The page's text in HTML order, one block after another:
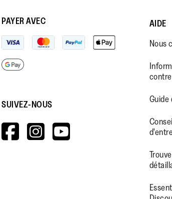
PAYER AVEC
SUIVEZ-NOUS
HTTPS://
V=WALL&VIEWAS=0
HTTPS://HTTPS://
AIDE
Nous
Guide